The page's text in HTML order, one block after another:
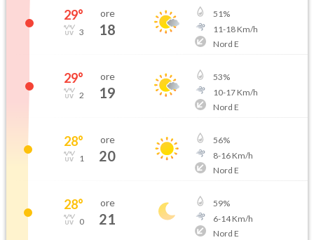
29°
3
ore
18
51%
11-18Km/h
Nord E
29°
2
ore
19
53%
10-17Km/h
Nord E
28°
1
ore
20
56%
8-16Km/h
Nord E
28°
0
ore
21
59%
6-14Km/h
Nord E